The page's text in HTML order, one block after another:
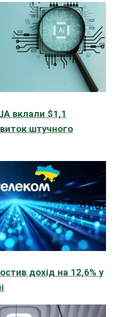
вклали $1,1
штучного
дохід на 12,6% у